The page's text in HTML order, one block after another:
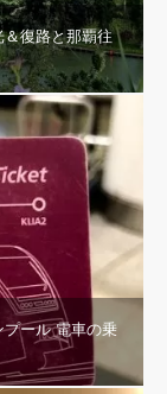
復路と那覇往
ール 電車の乗